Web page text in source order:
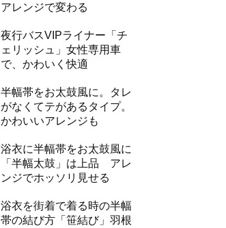
アレンジで変わる
夜行バスVIPライナー「チ
ェリッシュ」女性専用車
で、かわいく快適
半幅帯をお太鼓風に。タレ
がなくてテがあるタイプ。
かわいいアレンジも
浴衣に半幅帯をお太鼓風に
「半幅太鼓」は上品 アレ
ンジでホッソリ見せる
浴衣を街着で着る時の半幅
帯の結び方「笹結び」羽根